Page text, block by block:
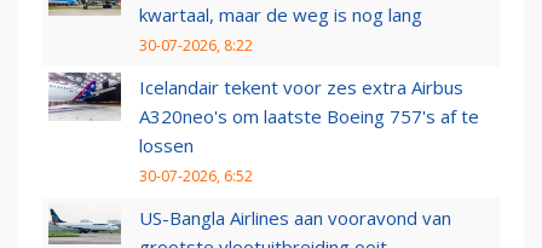
kwartaal, maar de weg is nog lang
30-07-2026, 8:22
Icelandair tekent voor zes extra Airbus
A320neo's om laatste Boeing 757's af te
lossen
30-07-2026, 6:52
US-Bangla Airlines aan vooravond van